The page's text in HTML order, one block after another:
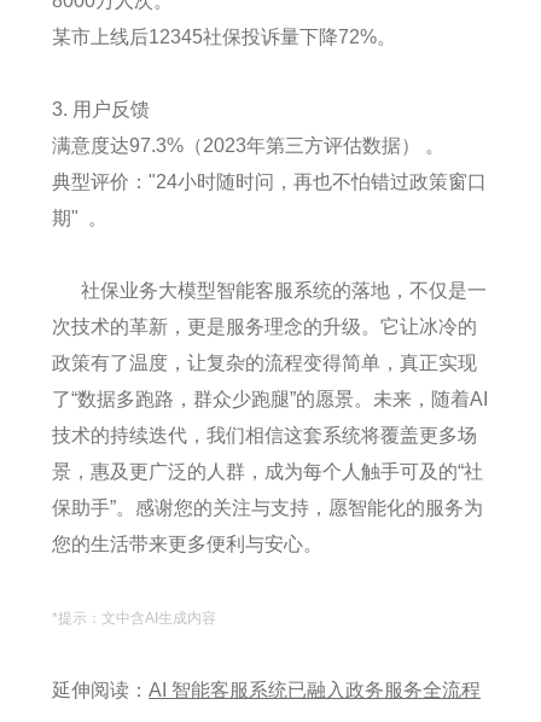
某市上线后12345社保投诉量下降72%。
3. 用户反馈
满意度达97.3%（2023年第三方评估数据） 。
典型评价："24小时随时问，再也不怕错过政策窗口
期" 。
社保业务大模型智能客服系统的落地，不仅是一
次技术的革新，更是服务理念的升级。它让冰冷的
政策有了温度，让复杂的流程变得简单，真正实现
了“数据多跑路，群众少跑腿”的愿景。未来，随着AI
技术的持续迭代，我们相信这套系统将覆盖更多场
景，惠及更广泛的人群，成为每个人触手可及的“社
保助手”。感谢您的关注与支持，愿智能化的服务为
您的生活带来更多便利与安心。
*提示：文中含AI生成内容
延伸阅读：AI 智能客服系统已融入政务服务全流程